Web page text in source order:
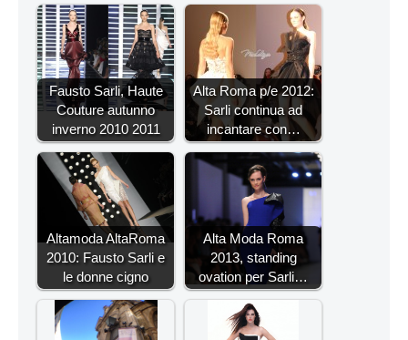
Fausto Sarli, Haute
Couture autunno
inverno 2010 2011
Alta Roma p/e 2012:
Sarli continua ad
incantare con…
Altamoda AltaRoma
2010: Fausto Sarli e
le donne cigno
Alta Moda Roma
2013, standing
ovation per Sarli…